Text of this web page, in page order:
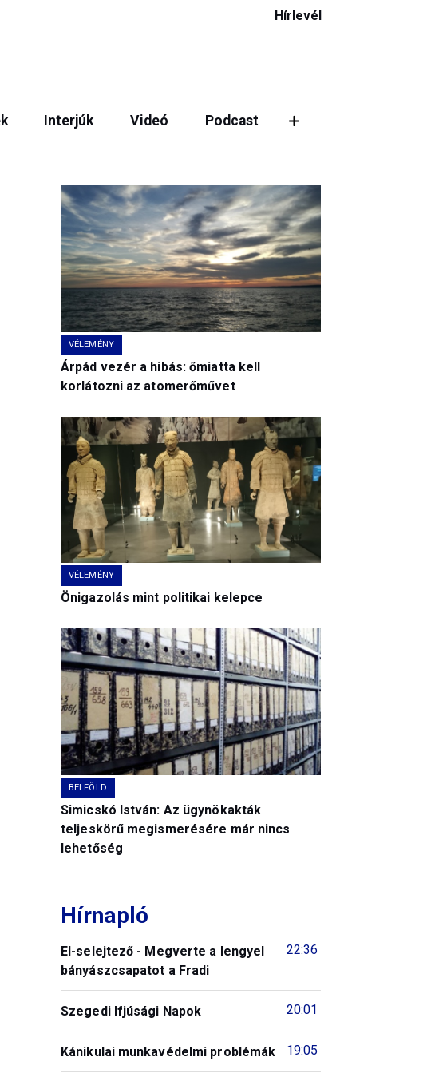
Hírlevél
Interjúk Videó Podcast
VÉLEMÉNY
Árpád vezér a hibás: őmiatta kell
korlátozni az atomerőművet
VÉLEMÉNY
Önigazolás mint politikai kelepce
BELFÖLD
Simicskó István: Az ügynökakták
teljeskörű megismerésére már nincs
lehetőség
Hírnapló
22:36
El-selejtező - Megverte a lengyel
bányászcsapatot a Fradi
20:01
Szegedi Ifjúsági Napok
19:05
Kánikulai munkavédelmi problémák